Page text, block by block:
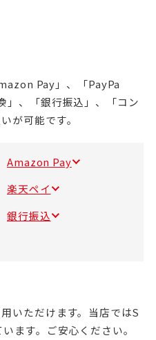
Pay」、「PayPa
」、「銀行振込」、「コン
が可能です。
Amazon Pay
楽天ペイ
銀行振込
いただけます。当店ではS
ます。ご安心ください。